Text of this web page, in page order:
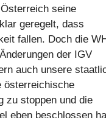
seine
geregelt, dass
fallen. Doch die
der IGV
auch unsere
österreichische
zu stoppen und die
eben beschlossen